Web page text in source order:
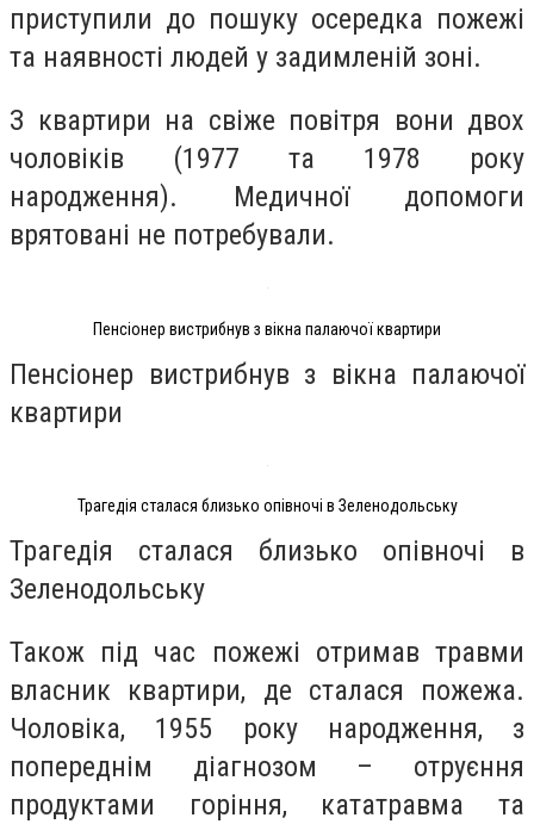
приступили до пошуку осередка пожежі
та наявності людей у задимленій зоні.
З квартири на свіже повітря вони двох
чоловіків (1977 та 1978 року
народження). Медичної допомоги
врятовані не потребували.
Пенсіонер вистрибнув з вікна палаючої квартири
Пенсіонер вистрибнув з вікна палаючої
квартири
Трагедія сталася близько опівночі в Зеленодольську
Трагедія сталася близько опівночі в
Зеленодольську
Також під час пожежі отримав травми
власник квартири, де сталася пожежа.
Чоловіка, 1955 року народження, з
попереднім діагнозом – отруєння
продуктами горіння, кататравма та